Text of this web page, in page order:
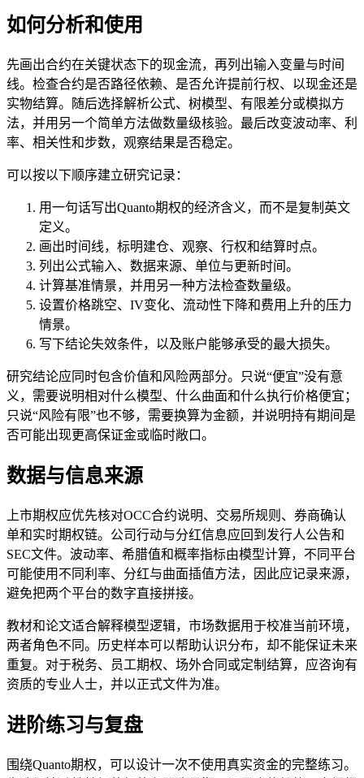
如何分析和使用
先画出合约在关键状态下的现金流，再列出输入变量与时间
线。检查合约是否路径依赖、是否允许提前行权、以现金还是
实物结算。随后选择解析公式、树模型、有限差分或模拟方
法，并用另一个简单方法做数量级核验。最后改变波动率、利
率、相关性和步数，观察结果是否稳定。
可以按以下顺序建立研究记录：
用一句话写出Quanto期权的经济含义，而不是复制英文
定义。
画出时间线，标明建仓、观察、行权和结算时点。
列出公式输入、数据来源、单位与更新时间。
计算基准情景，并用另一种方法检查数量级。
设置价格跳空、IV变化、流动性下降和费用上升的压力
情景。
写下结论失效条件，以及账户能够承受的最大损失。
研究结论应同时包含价值和风险两部分。只说“便宜”没有意
义，需要说明相对什么模型、什么曲面和什么执行价格便宜；
只说“风险有限”也不够，需要换算为金额，并说明持有期间是
否可能出现更高保证金或临时敞口。
数据与信息来源
上市期权应优先核对OCC合约说明、交易所规则、券商确认
单和实时期权链。公司行动与分红信息应回到发行人公告和
SEC文件。波动率、希腊值和概率指标由模型计算，不同平台
可能使用不同利率、分红与曲面插值方法，因此应记录来源，
避免把两个平台的数字直接拼接。
教材和论文适合解释模型逻辑，市场数据用于校准当前环境，
两者角色不同。历史样本可以帮助认识分布，却不能保证未来
重复。对于税务、员工期权、场外合同或定制结算，应咨询有
资质的专业人士，并以正式文件为准。
进阶练习与复盘
围绕Quanto期权，可以设计一次不使用真实资金的完整练习。